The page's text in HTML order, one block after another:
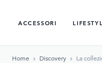
ACCESSORI
Home Discovery La